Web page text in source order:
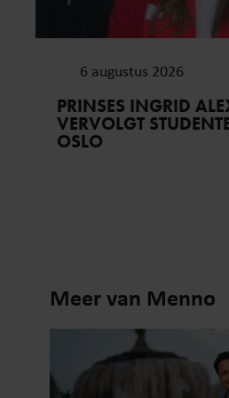
6 augustus 2026
PRINSES INGRID
VERVOLGT
OSLO
Meer van Menno